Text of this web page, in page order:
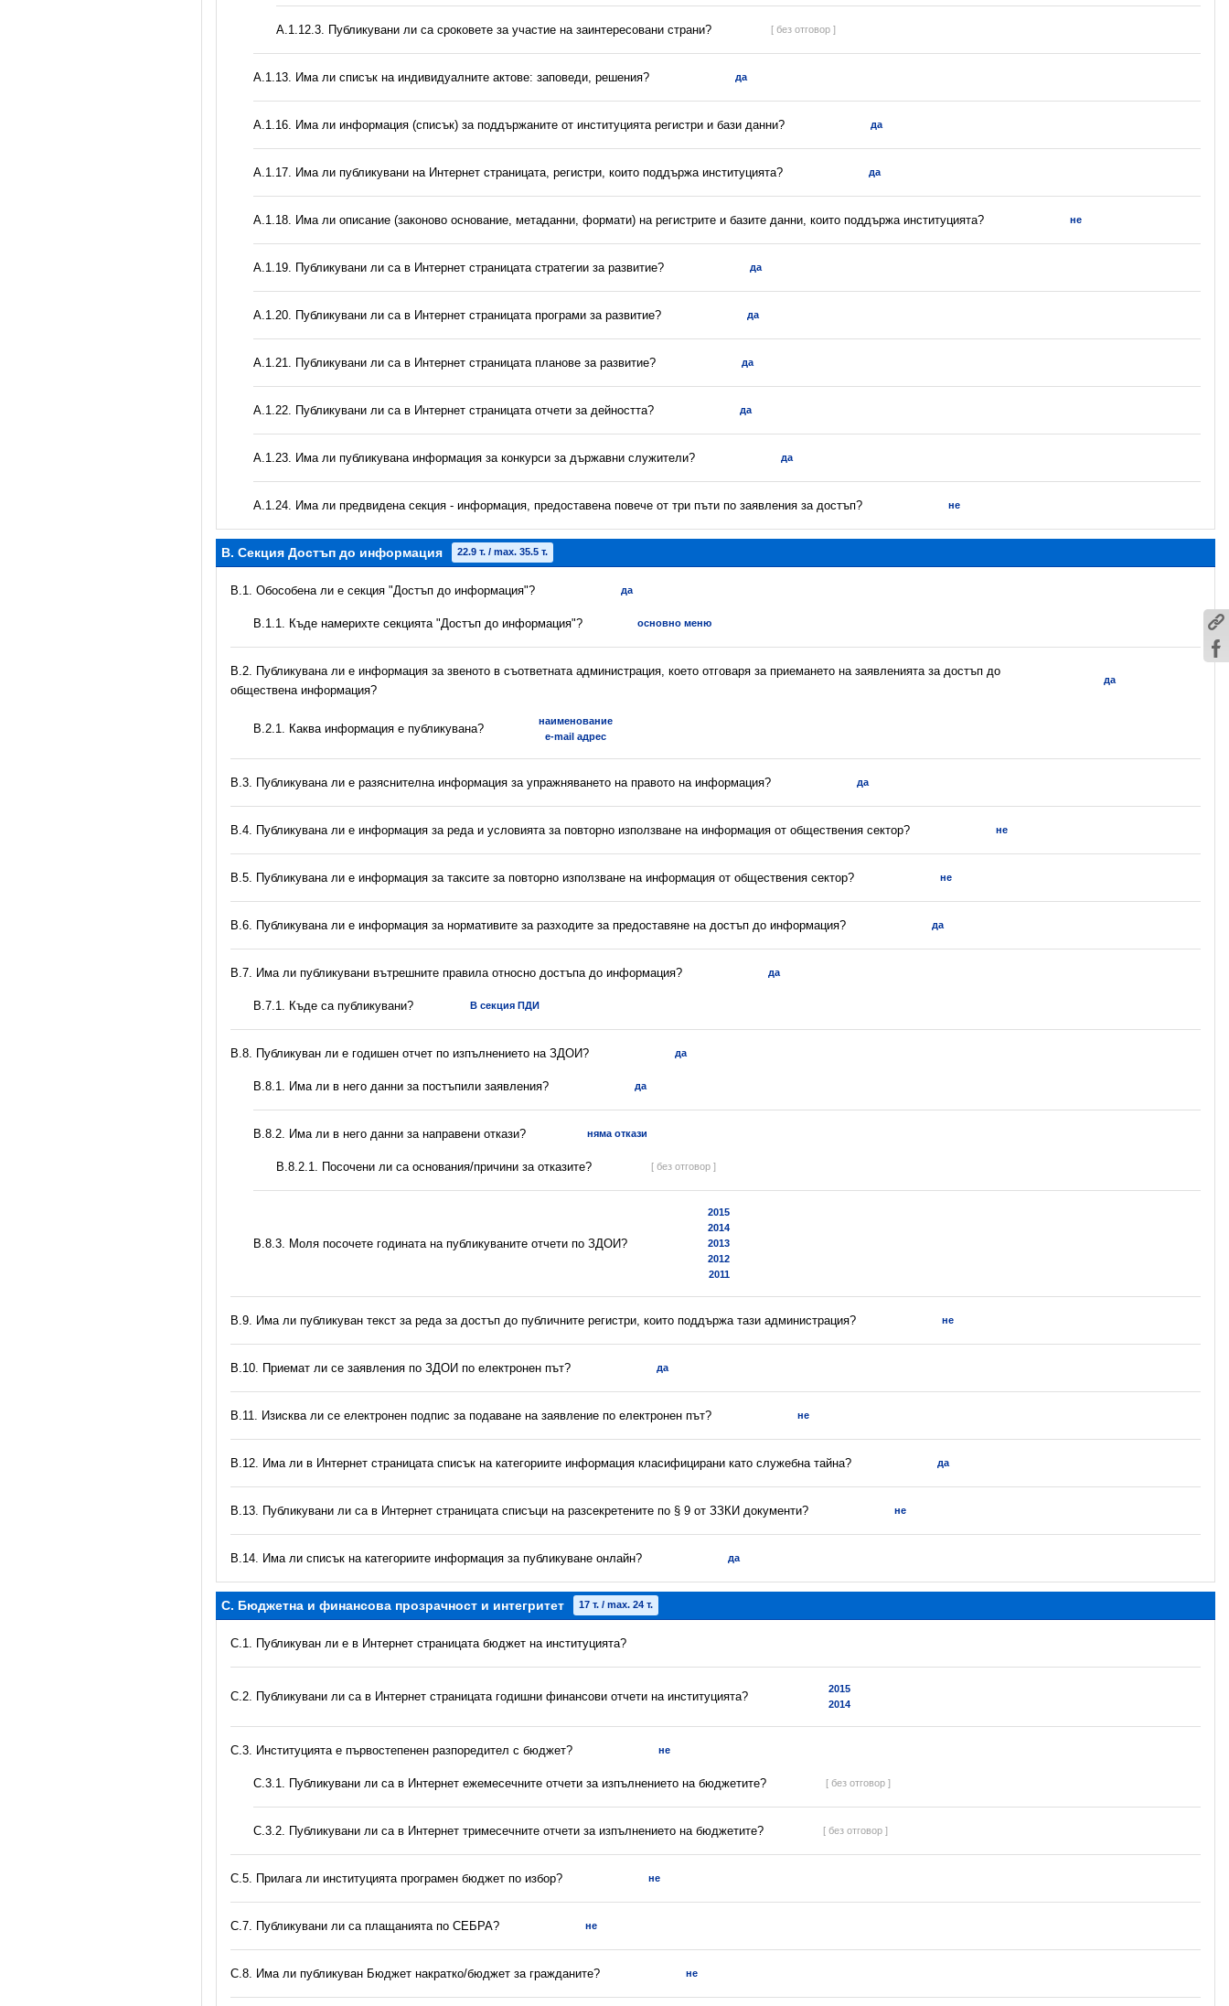
А.1.12.3. Публикувани ли са сроковете за участие на заинтересовани страни? [ без отговор ]
А.1.13. Има ли списък на индивидуалните актове: заповеди, решения? да
А.1.16. Има ли информация (списък) за поддържаните от институцията регистри и бази данни? да
А.1.17. Има ли публикувани на Интернет страницата, регистри, които поддържа институцията? да
А.1.18. Има ли описание (законово основание, метаданни, формати) на регистрите и базите данни, които поддържа институцията? не
А.1.19. Публикувани ли са в Интернет страницата стратегии за развитие? да
А.1.20. Публикувани ли са в Интернет страницата програми за развитие? да
А.1.21. Публикувани ли са в Интернет страницата планове за развитие? да
А.1.22. Публикувани ли са в Интернет страницата отчети за дейността? да
А.1.23. Има ли публикувана информация за конкурси за държавни служители? да
А.1.24. Има ли предвидена секция - информация, предоставена повече от три пъти по заявления за достъп? не
B. Секция Достъп до информация 22.9 т. / max. 35.5 т.
В.1. Обособена ли е секция "Достъп до информация"? да
В.1.1. Къде намерихте секцията "Достъп до информация"? основно меню
В.2. Публикувана ли е информация за звеното в съответната администрация, което отговаря за приемането на заявленията за достъп до
обществена информация?
да
B.2.1. Каква информация е публикувана?
наименование
e-mail адрес
В.3. Публикувана ли е разяснителна информация за упражняването на правото на информация? да
В.4. Публикувана ли е информация за реда и условията за повторно използване на информация от обществения сектор? не
В.5. Публикувана ли е информация за таксите за повторно използване на информация от обществения сектор? не
В.6. Публикувана ли е информация за нормативите за разходите за предоставяне на достъп до информация? да
В.7. Има ли публикувани вътрешните правила относно достъпа до информация? да
В.7.1. Къде са публикувани? В секция ПДИ
В.8. Публикуван ли е годишен отчет по изпълнението на ЗДОИ? да
В.8.1. Има ли в него данни за постъпили заявления? да
В.8.2. Има ли в него данни за направени откази? няма откази
В.8.2.1. Посочени ли са основания/причини за отказите? [ без отговор ]
В.8.3. Моля посочете годината на публикуваните отчети по ЗДОИ?
2015
2014
2013
2012
2011
В.9. Има ли публикуван текст за реда за достъп до публичните регистри, които поддържа тази администрация? не
В.10. Приемат ли се заявления по ЗДОИ по електронен път? да
В.11. Изисква ли се електронен подпис за подаване на заявление по електронен път? не
В.12. Има ли в Интернет страницата списък на категориите информация класифицирани като служебна тайна? да
В.13. Публикувани ли са в Интернет страницата списъци на разсекретените по § 9 от ЗЗКИ документи? не
В.14. Има ли списък на категориите информация за публикуване онлайн? да
C. Бюджетна и финансова прозрачност и интегритет 17 т. / max. 24 т.
C.1. Публикуван ли е в Интернет страницата бюджет на институцията?
C.2. Публикувани ли са в Интернет страницата годишни финансови отчети на институцията?
2015
2014
C.3. Институцията е първостепенен разпоредител с бюджет? не
С.3.1. Публикувани ли са в Интернет ежемесечните отчети за изпълнението на бюджетите? [ без отговор ]
С.3.2. Публикувани ли са в Интернет тримесечните отчети за изпълнението на бюджетите? [ без отговор ]
С.5. Прилага ли институцията програмен бюджет по избор? не
С.7. Публикувани ли са плащанията по СЕБРА? не
С.8. Има ли публикуван Бюджет накратко/бюджет за гражданите? не